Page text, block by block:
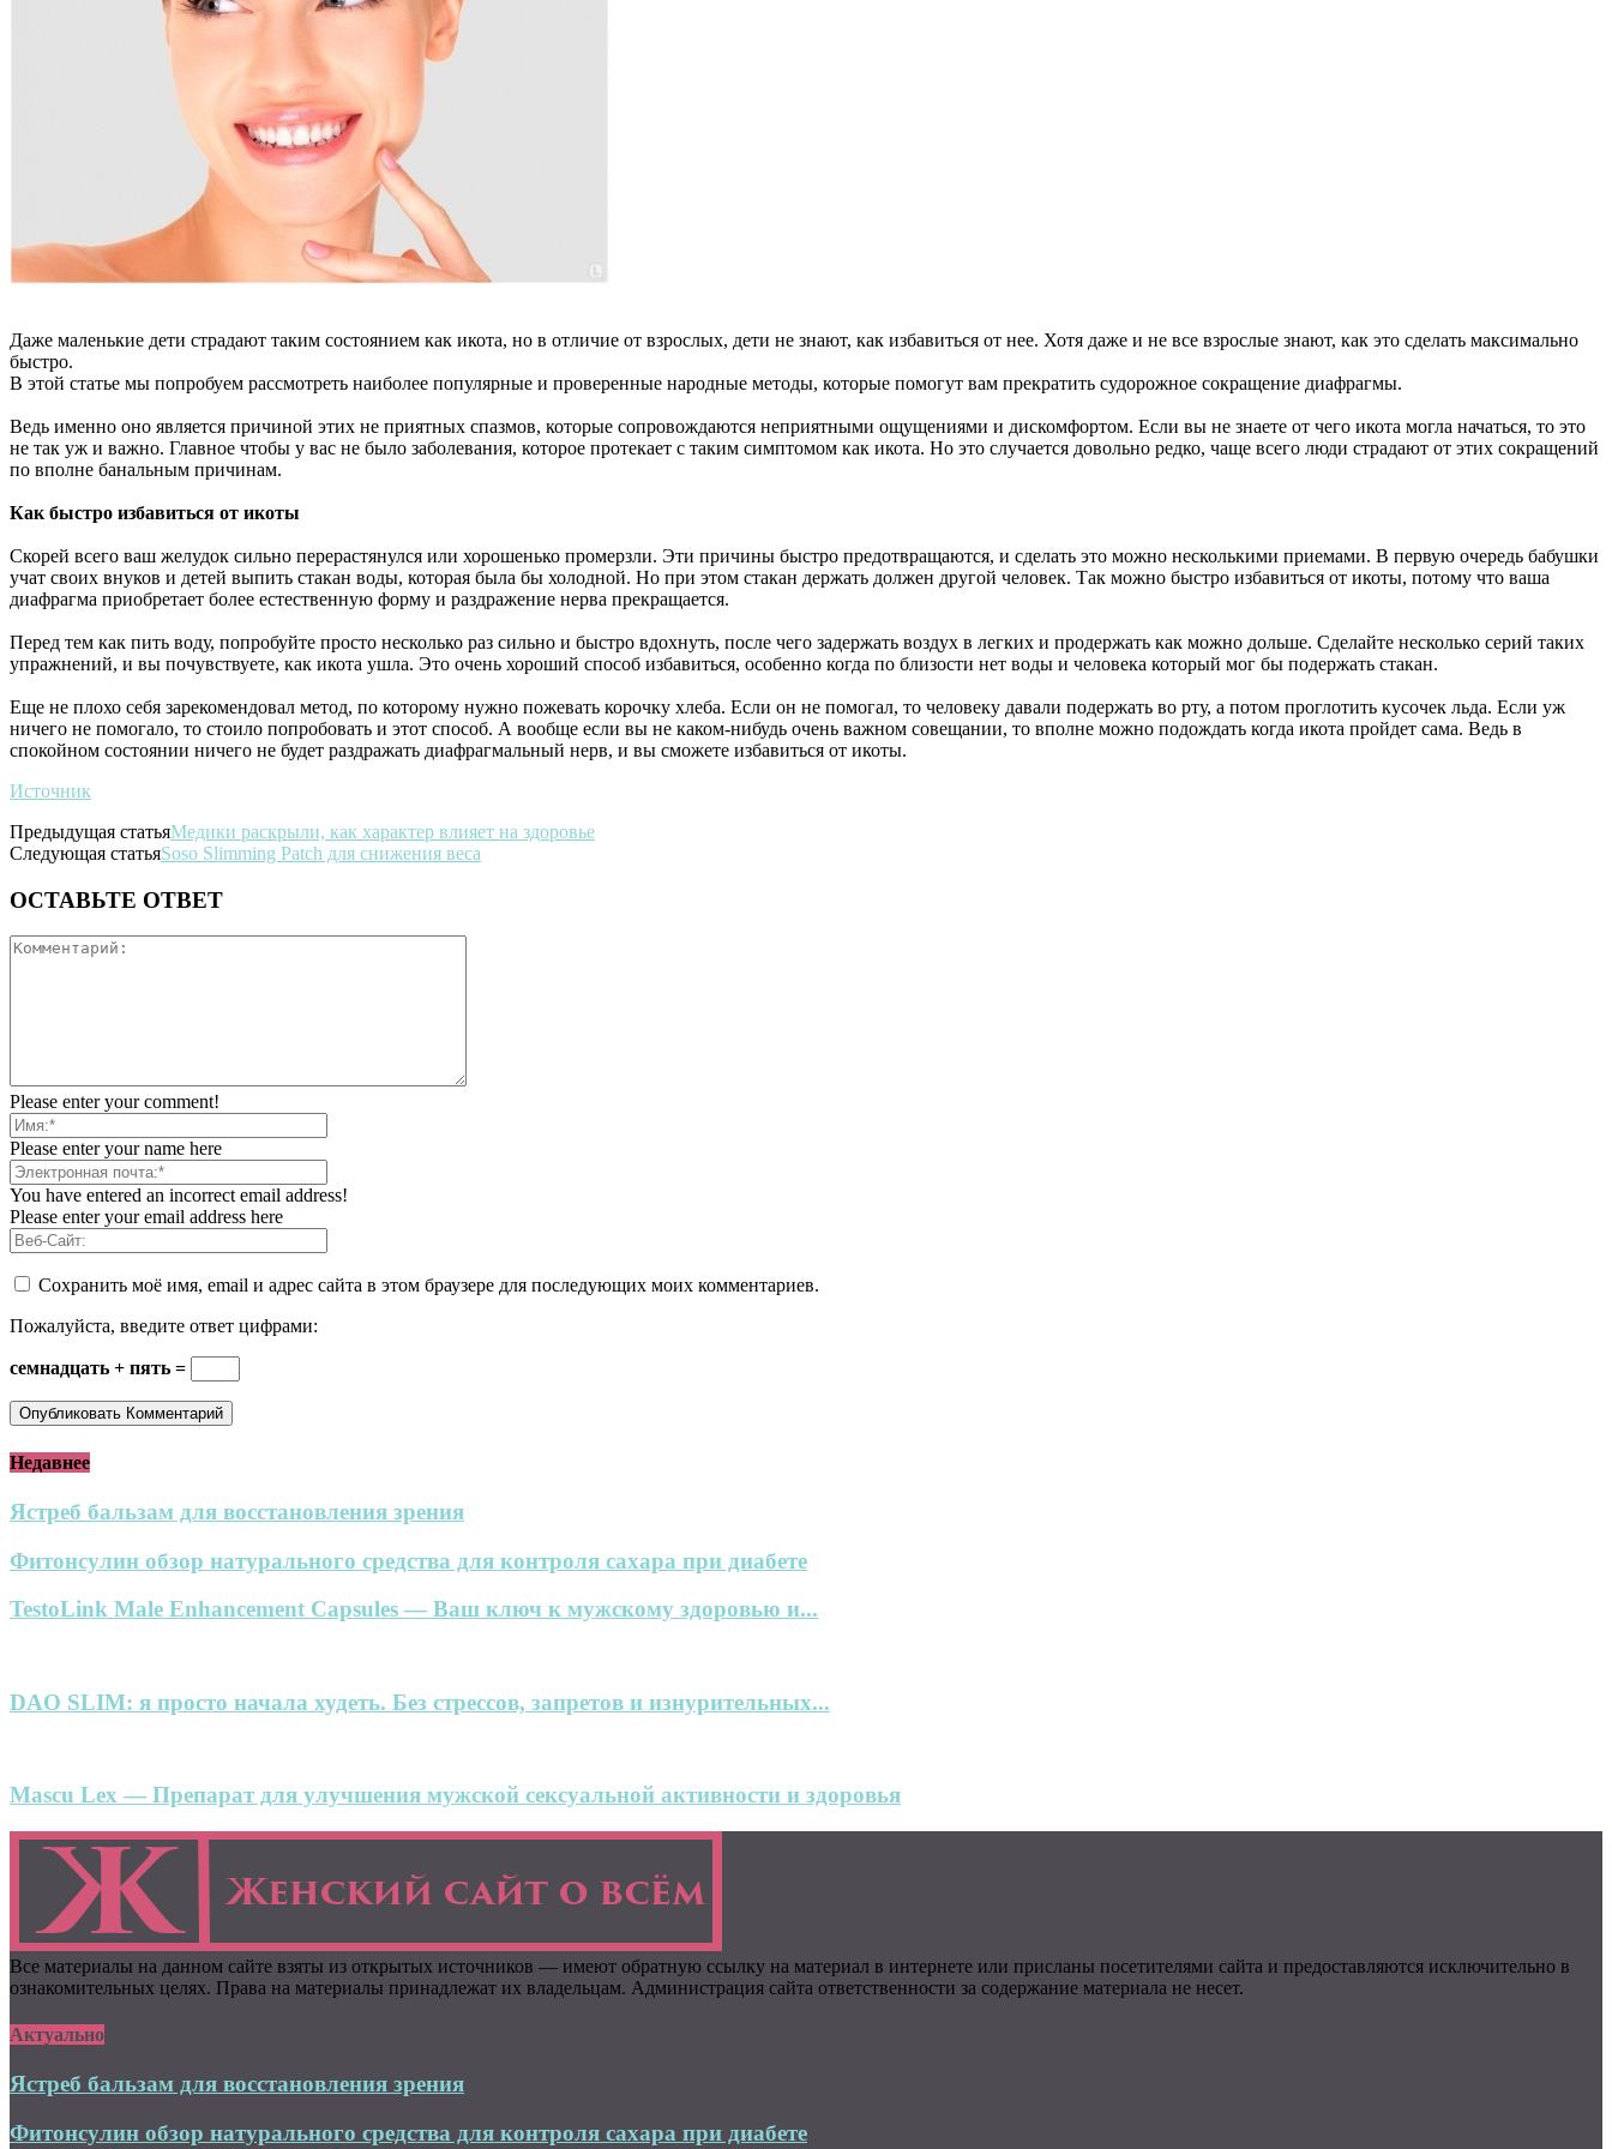
Даже маленькие дети страдают таким состоянием как икота, но в отличие от взрослых, дети не знают, как избавиться от нее. Хотя даже и не все взрослые знают, как это сделать максимально
быстро.
В этой статье мы попробуем рассмотреть наиболее популярные и проверенные народные методы, которые помогут вам прекратить судорожное сокращение диафрагмы.
Ведь именно оно является причиной этих не приятных спазмов, которые сопровождаются неприятными ощущениями и дискомфортом. Если вы не знаете от чего икота могла начаться, то это
не так уж и важно. Главное чтобы у вас не было заболевания, которое протекает с таким симптомом как икота. Но это случается довольно редко, чаще всего люди страдают от этих сокращений
по вполне банальным причинам.
Как быстро избавиться от икоты
Скорей всего ваш желудок сильно перерастянулся или хорошенько промерзли. Эти причины быстро предотвращаются, и сделать это можно несколькими приемами. В первую очередь бабушки
учат своих внуков и детей выпить стакан воды, которая была бы холодной. Но при этом стакан держать должен другой человек. Так можно быстро избавиться от икоты, потому что ваша
диафрагма приобретает более естественную форму и раздражение нерва прекращается.
Перед тем как пить воду, попробуйте просто несколько раз сильно и быстро вдохнуть, после чего задержать воздух в легких и продержать как можно дольше. Сделайте несколько серий таких
упражнений, и вы почувствуете, как икота ушла. Это очень хороший способ избавиться, особенно когда по близости нет воды и человека который мог бы подержать стакан.
Еще не плохо себя зарекомендовал метод, по которому нужно пожевать корочку хлеба. Если он не помогал, то человеку давали подержать во рту, а потом проглотить кусочек льда. Если уж
ничего не помогало, то стоило попробовать и этот способ. А вообще если вы не каком-нибудь очень важном совещании, то вполне можно подождать когда икота пройдет сама. Ведь в
спокойном состоянии ничего не будет раздражать диафрагмальный нерв, и вы сможете избавиться от икоты.
Источник
Предыдущая статьяМедики раскрыли, как характер влияет на здоровье
Следующая статьяSoso Slimming Patch для снижения веса
ОСТАВЬТЕ ОТВЕТ
Please enter your comment!
Please enter your name here
You have entered an incorrect email address!
Please enter your email address here
Сохранить моё имя, email и адрес сайта в этом браузере для последующих моих комментариев.
Пожалуйста, введите ответ цифрами:
семнадцать + пять =
Недавнее
Ястреб бальзам для восстановления зрения
Фитонсулин обзор натурального средства для контроля сахара при диабете
TestoLink Male Enhancement Capsules — Ваш ключ к мужскому здоровью и...
DAO SLIM: я просто начала худеть. Без стрессов, запретов и изнурительных...
Mascu Lex — Препарат для улучшения мужской сексуальной активности и здоровья
Все материалы на данном сайте взяты из открытых источников — имеют обратную ссылку на материал в интернете или присланы посетителями сайта и предоставляются исключительно в
ознакомительных целях. Права на материалы принадлежат их владельцам. Администрация сайта ответственности за содержание материала не несет.
Актуально
Ястреб бальзам для восстановления зрения
Фитонсулин обзор натурального средства для контроля сахара при диабете